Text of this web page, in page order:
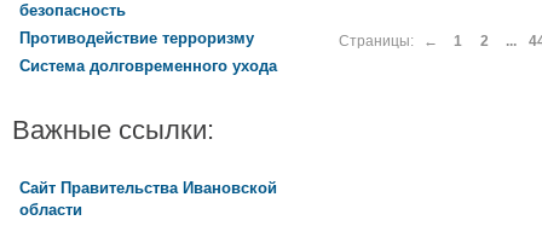
Страницы: ← 1 2 ...
безопасность
Противодействие терроризму
Система долговременного ухода
Важные ссылки:
Сайт Правительства Ивановской
области